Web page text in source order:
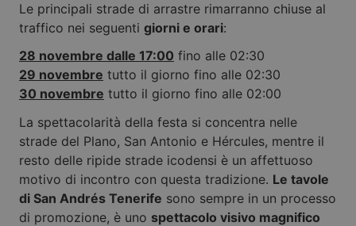
Le principali strade di arrastre rimarranno chiuse al
traffico nei seguenti giorni e orari:
28 novembre dalle 17:00 fino alle 02:30
29 novembre tutto il giorno fino alle 02:30
30 novembre tutto il giorno fino alle 02:00
La spettacolarità della festa si concentra nelle
strade del Plano, San Antonio e Hércules, mentre il
resto delle ripide strade icodensi è un affettuoso
motivo di incontro con questa tradizione. Le tavole
di San Andrés Tenerife sono sempre in un processo
di promozione, è uno spettacolo visivo magnifico